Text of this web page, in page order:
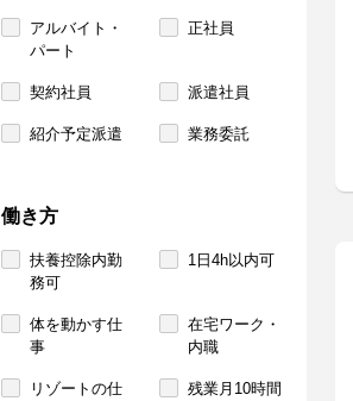
アルバイト・
パート
正社員
契約社員 派遣社員
紹介予定派遣 業務委託
働き方
扶養控除内勤
務可
1日4h以内可
体を動かす仕
事
在宅ワーク・
内職
リゾートの仕
残業月10時間